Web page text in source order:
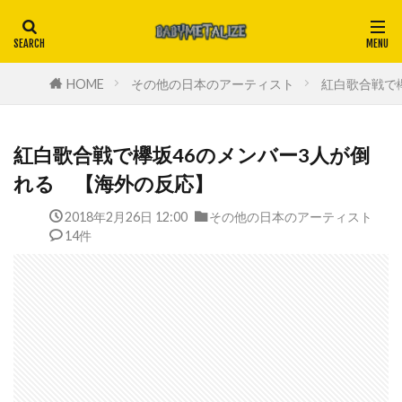
HOME その他の日本のアーティスト 紅白歌合戦
紅白歌合戦で欅坂46のメンバー3人が倒
れる 【海外の反応】
2018年2月26日 12:00
その他の日本のアーティスト
14件